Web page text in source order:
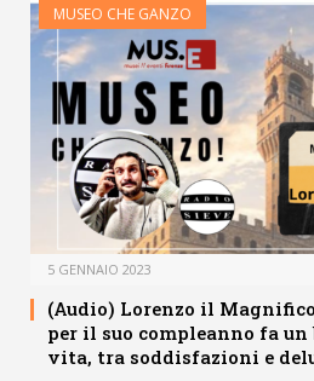
MUSEO CHE GANZO
5 GENNAIO 2023
(Audio) Lorenzo il
per il suo compleanno fa
vita, tra soddisfazioni e